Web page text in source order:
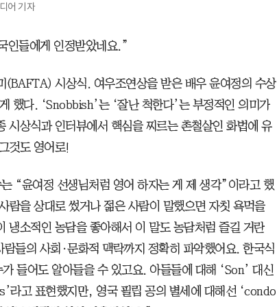
어 기자
인들에게 인정받았네요.”
(BAFTA) 시상식. 여우조연상을 받은 배우 윤여정의 수상
했다. ‘Snobbish’는 ‘잘난 척한다’는 부정적인 의미가
시상식과 인터뷰에서 핵심을 찌르는 촌철살인 화법에 유
것도 영어로!
“윤여정 선생님처럼 영어 하자는 게 제 생각”이라고 했
람을 상대로 썼거나 젊은 사람이 말했으면 자칫 욕먹을
냉소적인 농담을 좋아해서 이 말도 농담처럼 즐길 거란
들의 사회·문화적 맥락까지 정확히 파악했어요. 한국식
들어도 알아들을 수 있고요. 아들들에 대해 ‘Son’ 대신
라고 표현했지만, 영국 필립 공의 별세에 대해선 ‘condo